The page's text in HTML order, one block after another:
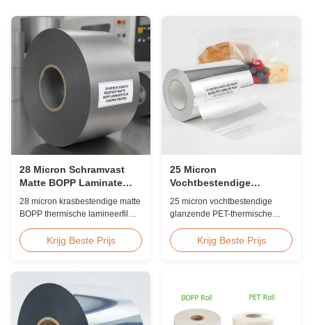
28 Micron Schramvast
Matte BOPP Laminate
Film Corona behandeld
28 micron krasbestendige matte
BOPP thermische lamineerfilm
coronabehandeling,
aangepaste breedte van 360
voor industrieel lamineren na
het persen met superieure
slijtvastheid.
Krijg Beste Prijs
25 Micron
Vochtbestendige
Glanzende PET-folie voor
Voedselverpakking
25 micron vochtbestendige
glanzende PET-thermische
UV-bestendig, ≤2%
vochtopname, FDA-conform
diepvriesvoedseldozen.
Krijg Beste Prijs